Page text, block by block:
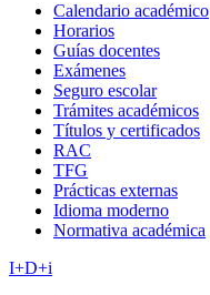
Calendario académico
Horarios
Guías docentes
Exámenes
Seguro escolar
Trámites académicos
Títulos y certificados
RAC
TFG
Prácticas externas
Idioma moderno
Normativa académica
I+D+i